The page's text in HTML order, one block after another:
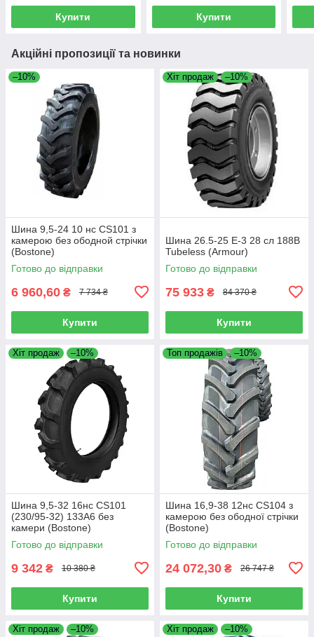
Купити Купити
Акційні пропозиції та новинки
–10%
Шина 9,5-24 10 нс CS101 з
камерою без ободной стрічки
(Bostone)
Готово до відправки
6 960,60 ₴ 7 734 ₴
Купити
Хіт продаж –10%
Шина 26.5-25 E-3 28 сл 188B
Tubeless (Armour)
Готово до відправки
75 933 ₴ 84 370 ₴
Купити
Хіт продаж –10%
Шина 9,5-32 16нс CS101
(230/95-32) 133А6 без
камери (Bostone)
Готово до відправки
9 342 ₴ 10 380 ₴
Купити
Топ продажів –10%
Шина 16,9-38 12нс CS104 з
камерою без ободної стрічки
(Bostone)
Готово до відправки
24 072,30 ₴ 26 747 ₴
Купити
Хіт продаж –10% Хіт продаж –10%